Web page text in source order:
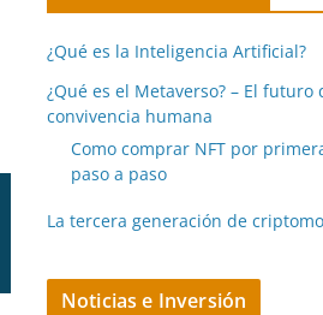
¿Qué es la Inteligencia Artificial?
¿Qué es el Metaverso? – El futuro
convivencia humana
Como comprar NFT por
paso a paso
La tercera generación de
Noticias e Inversión